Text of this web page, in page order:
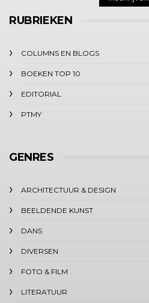
RUBRIEKEN
COLUMNS EN BLOGS
BOEKEN TOP 10
EDITORIAL
PTMY
GENRES
ARCHITECTUUR & DESIGN
BEELDENDE KUNST
DANS
DIVERSEN
FOTO & FILM
LITERATUUR